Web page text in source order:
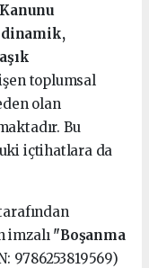
dinamik,
toplumsal
olan
Bu
içtihatlara da
imzalı "Boşanma
9786253819569)